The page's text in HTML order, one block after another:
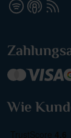
Wie
Suchen &